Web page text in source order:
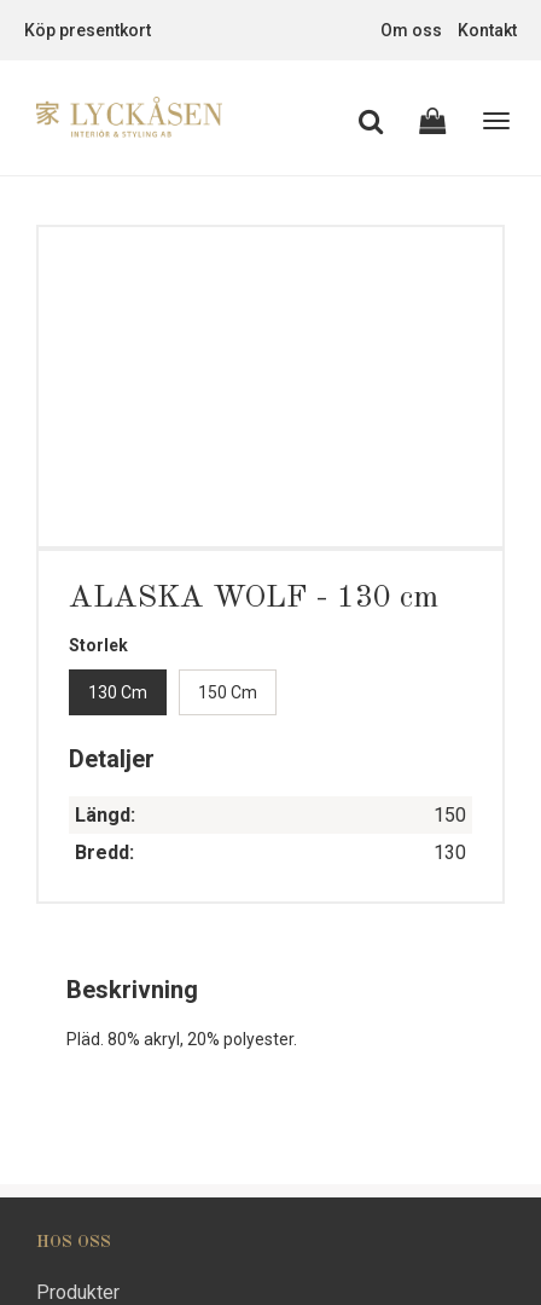
Köp presentkort Om oss Kontakt
ALASKA WOLF - 130 cm
Storlek
130 Cm 150 Cm
Detaljer
Längd:
150
Bredd:
130
Beskrivning
Pläd. 80% akryl, 20% polyester.
HOS OSS
Produkter